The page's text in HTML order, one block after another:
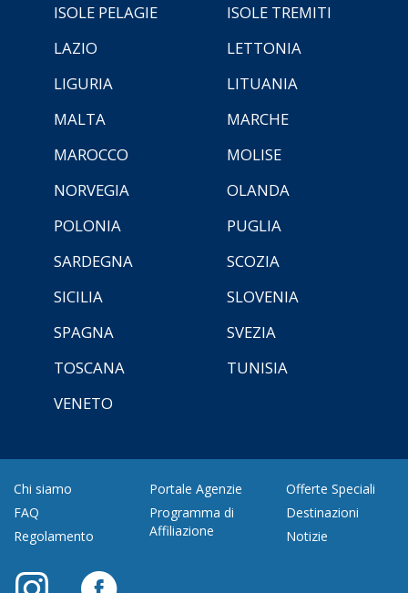
ISOLE PELAGIE
ISOLE TREMITI
LAZIO
LETTONIA
LIGURIA
LITUANIA
MALTA
MARCHE
MAROCCO
MOLISE
NORVEGIA
OLANDA
POLONIA
PUGLIA
SARDEGNA
SCOZIA
SICILIA
SLOVENIA
SPAGNA
SVEZIA
TOSCANA
TUNISIA
VENETO
Chi siamo
FAQ
Regolamento
Portale Agenzie
Programma di
Affiliazione
Offerte Speciali
Destinazioni
Notizie